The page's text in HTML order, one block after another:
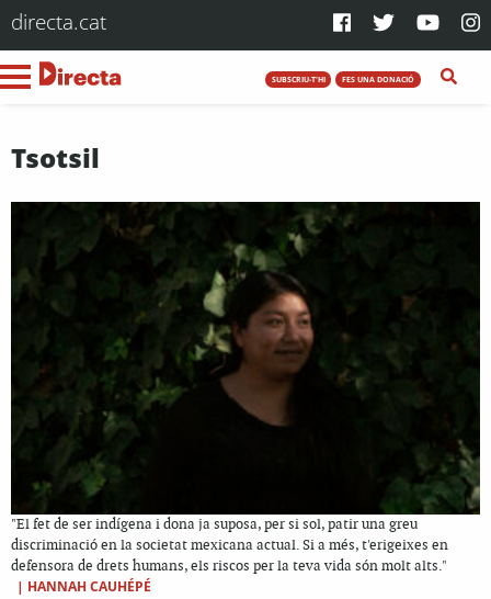
directa.cat
SUBSCRIU-T'HI FES UNA DONACIÓ
Tsotsil
"El fet de ser indígena i dona ja suposa, per si sol, patir una greu
discriminació en la societat mexicana actual. Si a més, t'erigeixes en
defensora de drets humans, els riscos per la teva vida són molt alts."
| HANNAH CAUHÉPÉ